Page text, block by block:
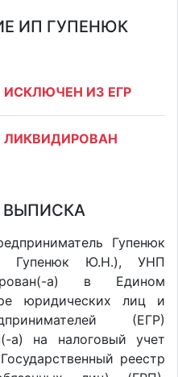
ИП ГУПЕНЮК
ИСКЛЮЧЕН ИЗ ЕГР
ЛИКВИДИРОВАН
Гупенюк
Гупенюк Ю.Н.), УНП
а) в Едином
юридических лиц и
(ЕГР)
a) на налоговый учет
реестр